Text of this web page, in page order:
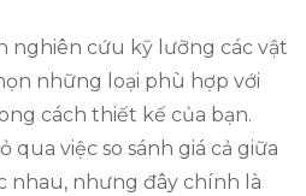
nghiên cứu kỹ lưỡng các vật
những loại phù hợp với
cách thiết kế của bạn.
việc so sánh giá cả giữa
nhau, nhưng đây chính là